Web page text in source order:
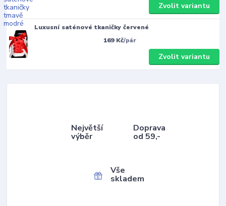
Zvolit variantu
Luxusní saténové tkaničky červené
169 Kč/pár
Zvolit variantu
Největší
výběr
Doprava
od 59,-
Vše
skladem